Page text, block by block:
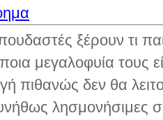
ξέρουν τι
μεγαλοφυία
πιθανώς δεν θα
λησμονήσιμες